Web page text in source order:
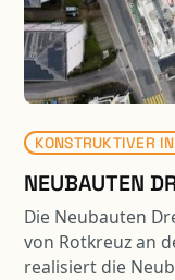
KONSTRUKTIVER
NEUBAUTEN
Die Neubauten
von Rotkreuz an
realisiert die